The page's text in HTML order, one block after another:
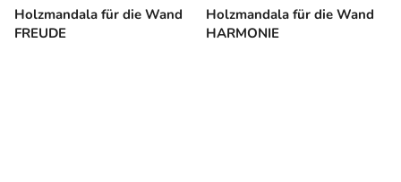
Holzmandala für die Wand
FREUDE
Holzmandala für die Wand
HARMONIE